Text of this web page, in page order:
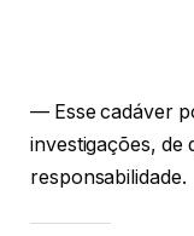
— Esse cadáver
investigações, de
responsabilidade.